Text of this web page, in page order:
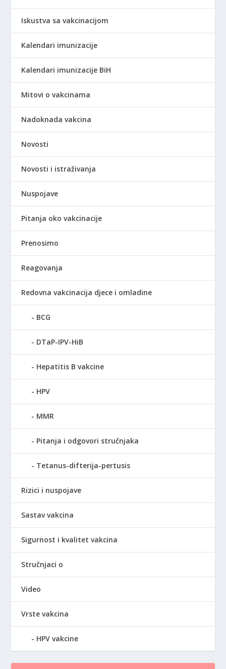
Iskustva sa vakcinacijom
Kalendari imunizacije
Kalendari imunizacije BiH
Mitovi o vakcinama
Nadoknada vakcina
Novosti
Novosti i istraživanja
Nuspojave
Pitanja oko vakcinacije
Prenosimo
Reagovanja
Redovna vakcinacija djece i omladine
BCG
DTaP-IPV-HiB
Hepatitis B vakcine
HPV
MMR
Pitanja i odgovori stručnjaka
Tetanus-difterija-pertusis
Rizici i nuspojave
Sastav vakcina
Sigurnost i kvalitet vakcina
Stručnjaci o
Video
Vrste vakcina
HPV vakcine